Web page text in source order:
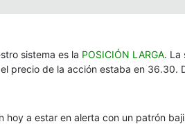
sistema es la POSICIÓN LARGA. La
precio de la acción estaba en 36.30.
hoy a estar en alerta con un patrón